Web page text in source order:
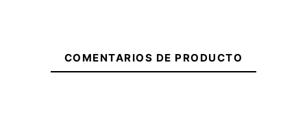
COMENTARIOS DE PRODUCTO